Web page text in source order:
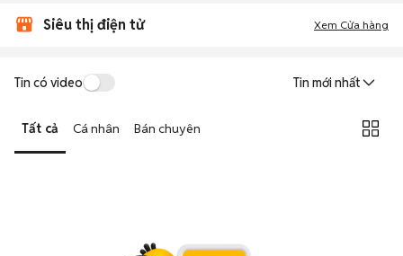
Siêu thị điện tử Xem Cửa hàng
Tin có video Tin mới nhất
Tất cả Cá nhân Bán chuyên